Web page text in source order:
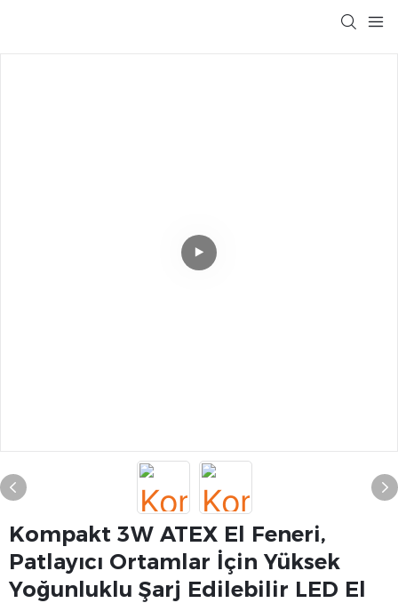
Kompakt 3W ATEX El Feneri,
Patlayıcı Ortamlar İçin Yüksek
Yoğunluklu Şarj Edilebilir LED El